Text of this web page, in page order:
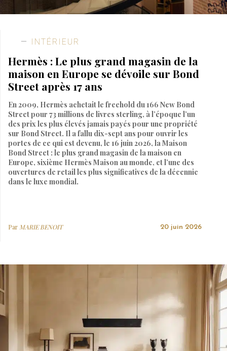
INTÉRIEUR
Hermès : Le plus grand magasin de la
maison en Europe se dévoile sur Bond
Street après 17 ans
En 2009, Hermès achetait le freehold du 166 New Bond
Street pour 73 millions de livres sterling, à l’époque l’un
des prix les plus élevés jamais payés pour une propriété
sur Bond Street. Il a fallu dix-sept ans pour ouvrir les
portes de ce qui est devenu, le 16 juin 2026, la Maison
Bond Street : le plus grand magasin de la maison en
Europe, sixième Hermès Maison au monde, et l’une des
ouvertures de retail les plus significatives de la décennie
dans le luxe mondial.
Par MARIE BENOIT 20 juin 2026